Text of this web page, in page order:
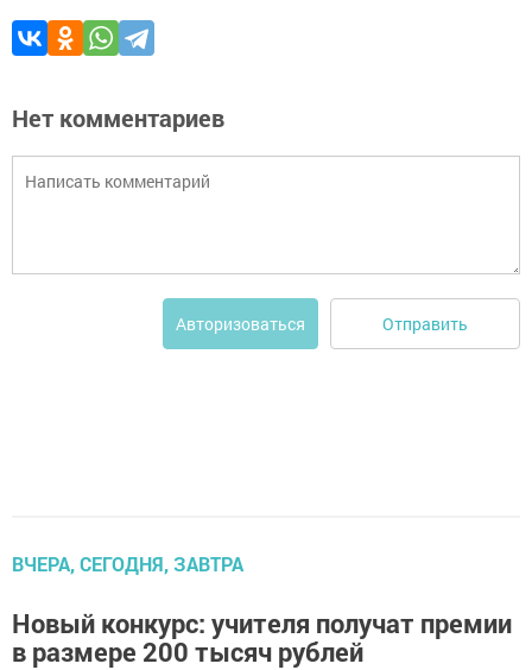
Нет комментариев
Авторизоваться Отправить
ВЧЕРА, СЕГОДНЯ, ЗАВТРА
Новый конкурс: учителя получат премии
в размере 200 тысяч рублей